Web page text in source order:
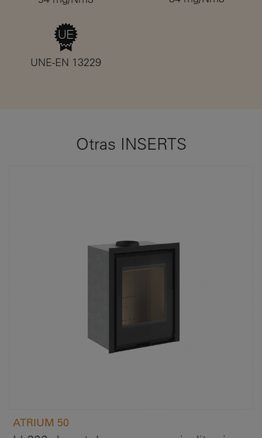
UNE-EN 13229
Otras INSERTS
ATRIUM 50